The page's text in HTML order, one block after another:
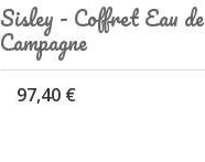
Sisley - Coffret Eau de
Campagne
97,40 €